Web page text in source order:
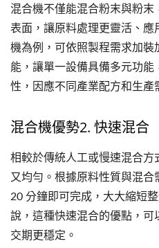
混合機不僅能混合粉末與粉末
表面，讓原料處理更靈活、
機為例，可依照製程需求加裝
能，讓單一設備具備多元功
性，因應不同產業配方和生產
混合機優勢2. 快速混合
相較於傳統人工或慢速混合
又均勻。根據原料性質與混
20 分鐘即可完成，大大縮短
說，這種快速混合的優點，可
交期更穩定。